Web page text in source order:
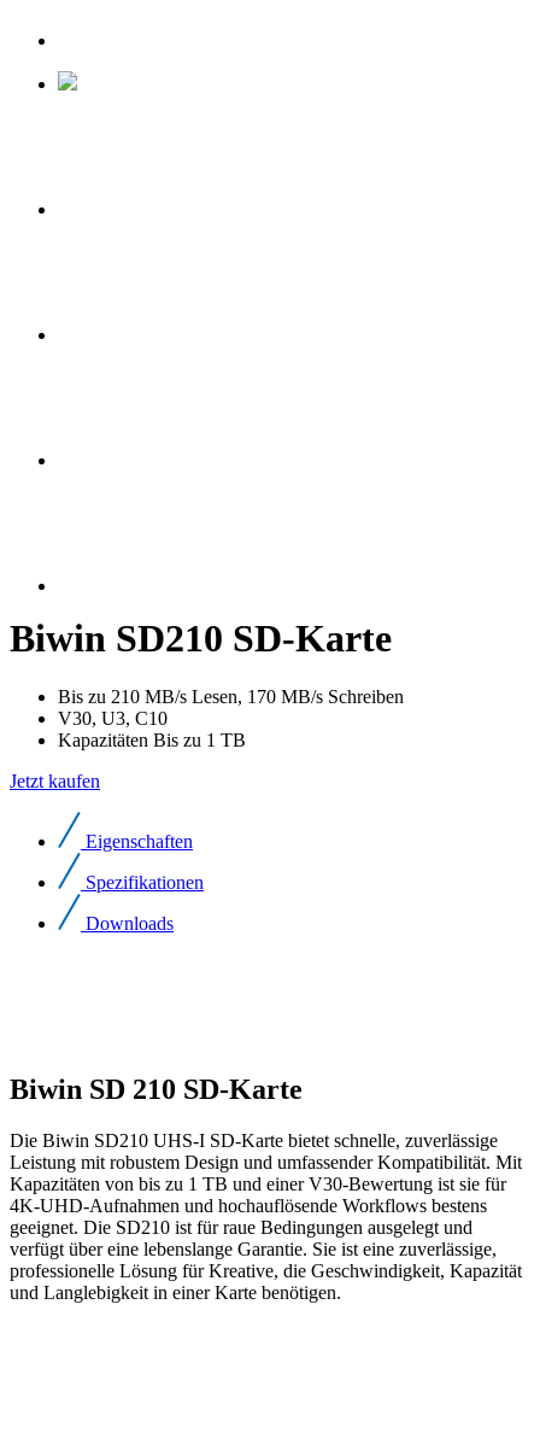
Biwin SD210 SD-Karte
Bis zu 210 MB/s Lesen, 170 MB/s Schreiben
V30, U3, C10
Kapazitäten Bis zu 1 TB
Jetzt kaufen
Eigenschaften
Spezifikationen
Downloads
Biwin SD 210 SD-Karte
Die Biwin SD210 UHS-I SD-Karte bietet schnelle, zuverlässige
Leistung mit robustem Design und umfassender Kompatibilität. Mit
Kapazitäten von bis zu 1 TB und einer V30-Bewertung ist sie für
4K-UHD-Aufnahmen und hochauflösende Workflows bestens
geeignet. Die SD210 ist für raue Bedingungen ausgelegt und
verfügt über eine lebenslange Garantie. Sie ist eine zuverlässige,
professionelle Lösung für Kreative, die Geschwindigkeit, Kapazität
und Langlebigkeit in einer Karte benötigen.